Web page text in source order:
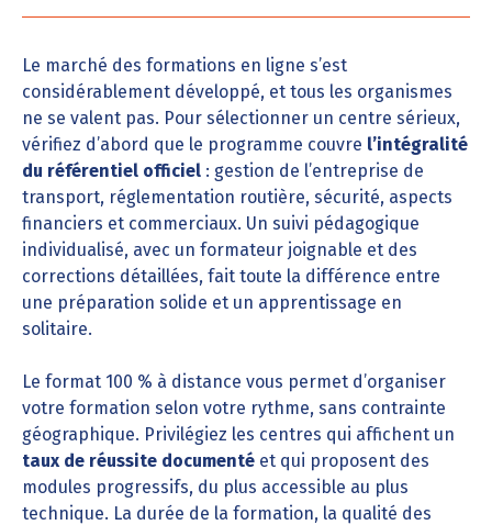
Le marché des formations en ligne s’est
considérablement développé, et tous les organismes
ne se valent pas. Pour sélectionner un centre sérieux,
vérifiez d’abord que le programme couvre l’intégralité
du référentiel officiel : gestion de l’entreprise de
transport, réglementation routière, sécurité, aspects
financiers et commerciaux. Un suivi pédagogique
individualisé, avec un formateur joignable et des
corrections détaillées, fait toute la différence entre
une préparation solide et un apprentissage en
solitaire.
Le format 100 % à distance vous permet d’organiser
votre formation selon votre rythme, sans contrainte
géographique. Privilégiez les centres qui affichent un
taux de réussite documenté et qui proposent des
modules progressifs, du plus accessible au plus
technique. La durée de la formation, la qualité des